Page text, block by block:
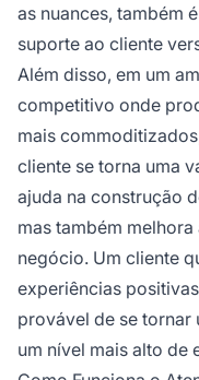
as nuances, também
suporte ao cliente
Além disso, em um
competitivo onde
mais
cliente se torna uma
ajuda na construção
mas também
negócio. Um cliente
experiências
provável de se tornar
um nível mais alto de